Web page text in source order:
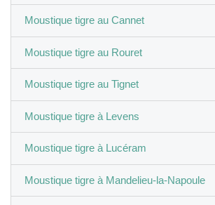
Moustique tigre au Cannet
Moustique tigre au Rouret
Moustique tigre au Tignet
Moustique tigre à Levens
Moustique tigre à Lucéram
Moustique tigre à Mandelieu-la-Napoule